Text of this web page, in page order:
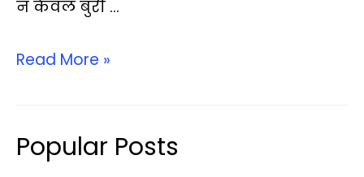
न केवल बुरी …
Read More »
Popular Posts